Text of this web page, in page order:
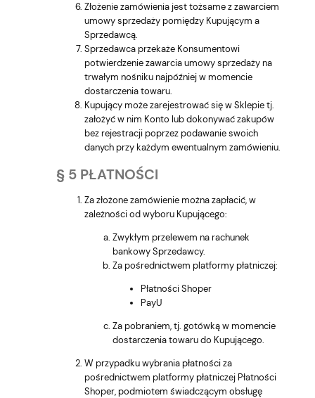
Złożenie zamówienia jest tożsame z zawarciem
umowy sprzedaży pomiędzy Kupującym a
Sprzedawcą.
Sprzedawca przekaże Konsumentowi
potwierdzenie zawarcia umowy sprzedaży na
trwałym nośniku najpóźniej w momencie
dostarczenia towaru.
Kupujący może zarejestrować się w Sklepie tj.
założyć w nim Konto lub dokonywać zakupów
bez rejestracji poprzez podawanie swoich
danych przy każdym ewentualnym zamówieniu.
§ 5 PŁATNOŚCI
Za złożone zamówienie można zapłacić, w
zależności od wyboru Kupującego:
Zwykłym przelewem na rachunek
bankowy Sprzedawcy.
Za pośrednictwem platformy płatniczej:
Płatności Shoper
PayU
Za pobraniem, tj. gotówką w momencie
dostarczenia towaru do Kupującego.
W przypadku wybrania płatności za
pośrednictwem platformy płatniczej Płatności
Shoper, podmiotem świadczącym obsługę